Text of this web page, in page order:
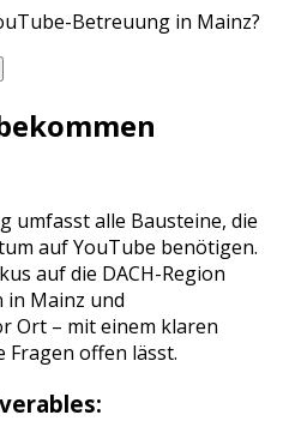
-Betreuung in Mainz?
umfasst alle Bausteine, die
aufYouTube benötigen.
auf die DACH-Region
in Mainz und
Ort – mit einem klaren
Fragen offen lässt.